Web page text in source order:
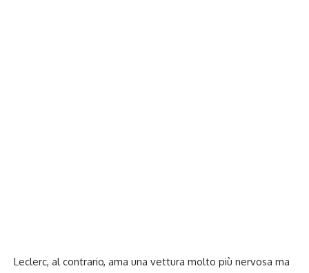
Leclerc, al contrario, ama una vettura molto più nervosa ma